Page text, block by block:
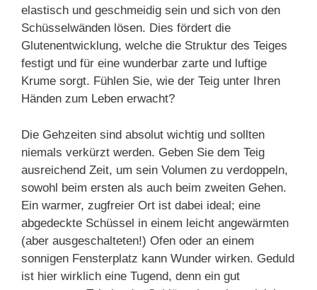
elastisch und geschmeidig sein und sich von den
Schüsselwänden lösen. Dies fördert die
Glutenentwicklung, welche die Struktur des Teiges
festigt und für eine wunderbar zarte und luftige
Krume sorgt. Fühlen Sie, wie der Teig unter Ihren
Händen zum Leben erwacht?
Die Gehzeiten sind absolut wichtig und sollten
niemals verkürzt werden. Geben Sie dem Teig
ausreichend Zeit, um sein Volumen zu verdoppeln,
sowohl beim ersten als auch beim zweiten Gehen.
Ein warmer, zugfreier Ort ist dabei ideal; eine
abgedeckte Schüssel in einem leicht angewärmten
(aber ausgeschalteten!) Ofen oder an einem
sonnigen Fensterplatz kann Wunder wirken. Geduld
ist hier wirklich eine Tugend, denn ein gut